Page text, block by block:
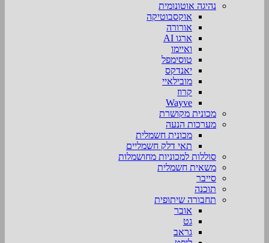
נהיגה אוטונומית
אוקסבוטיקה
אורורה
ארגו AI
ואיימו
טוסימפל
יאנדקס
מובילאיי
קרוז
Wayve
מכונית מקושרת
מערכות הנעה
מכונית חשמלית
תאי דלק חשמליים
סוללות למכוניות מחושמלות
משאית חשמלית
סייבר
תוכנה
תחבורה שיתופית
אובר
גט
גראב